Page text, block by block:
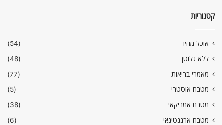
קטגוריות
אוכל מהיר
(54)
ללא גלוטן
(48)
מאמרי בריאות
(77)
מטבח אוסטרי
(5)
מטבח אמריקאי
(38)
מטבח ארגנטינאי
(6)